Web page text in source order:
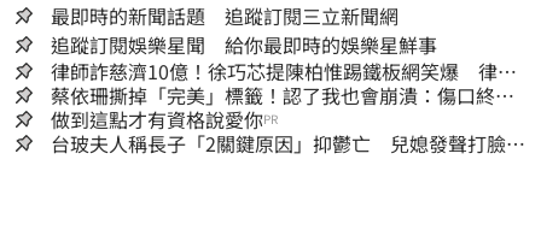
最即時的新聞話題 追蹤訂閱三立新聞網
追蹤訂閱娛樂星聞 給你最即時的娛樂星鮮事
律師詐慈濟10億！徐巧芯提陳柏惟踢鐵板網笑爆 律師
再曬1照補刀
蔡依珊撕掉「完美」標籤！認了我也會崩潰：傷口終究
會癒合
做到這點才有資格說愛你PR
台玻夫人稱長子「2關鍵原因」抑鬱亡 兒媳發聲打臉：